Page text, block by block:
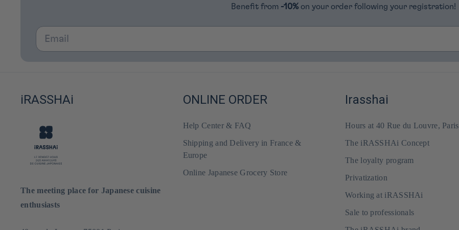
Benefit from -10% on your order following your registration!
Email
iRASSHAi
The meeting place for Japanese cuisine
enthusiasts
ONLINE ORDER
Help Center & FAQ
Shipping and Delivery in France &
Europe
Online Japanese Grocery Store
Irasshai
Hours at 40 Rue du Louvre, Paris
The iRASSHAi Concept
The loyalty program
Privatization
Working at iRASSHAi
Sale to professionals